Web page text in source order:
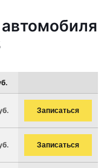
Записаться
Записаться